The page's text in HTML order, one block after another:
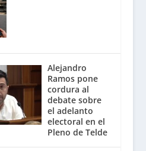
Alejandro
Ramos pone
cordura al
debate sobre
el adelanto
electoral en el
Pleno de Telde